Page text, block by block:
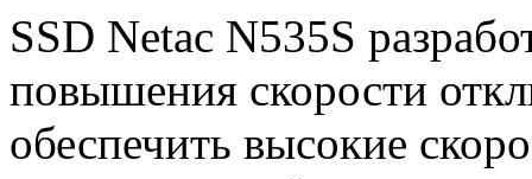
SSD Netac N535S
повышения скорости
обеспечить высокие